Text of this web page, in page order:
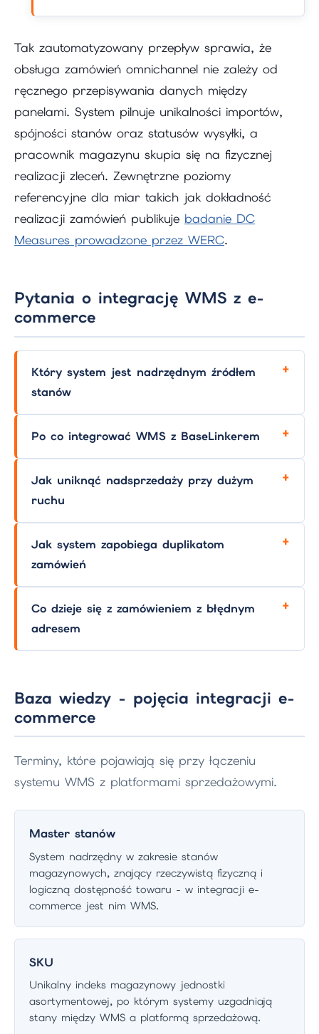
Tak zautomatyzowany przepływ sprawia, że
obsługa zamówień omnichannel nie zależy od
ręcznego przepisywania danych między
panelami. System pilnuje unikalności importów,
spójności stanów oraz statusów wysyłki, a
pracownik magazynu skupia się na fizycznej
realizacji zleceń. Zewnętrzne poziomy
referencyjne dla miar takich jak dokładność
realizacji zamówień publikuje badanie DC
Measures prowadzone przez WERC.
Pytania o integrację WMS z e-
commerce
Który system jest nadrzędnym źródłem
stanów
Po co integrować WMS z BaseLinkerem
Jak uniknąć nadsprzedaży przy dużym
ruchu
Jak system zapobiega duplikatom
zamówień
Co dzieje się z zamówieniem z błędnym
adresem
Baza wiedzy - pojęcia integracji e-
commerce
Terminy, które pojawiają się przy łączeniu
systemu WMS z platformami sprzedażowymi.
Master stanów
System nadrzędny w zakresie stanów
magazynowych, znający rzeczywistą fizyczną i
logiczną dostępność towaru - w integracji e-
commerce jest nim WMS.
SKU
Unikalny indeks magazynowy jednostki
asortymentowej, po którym systemy uzgadniają
stany między WMS a platformą sprzedażową.